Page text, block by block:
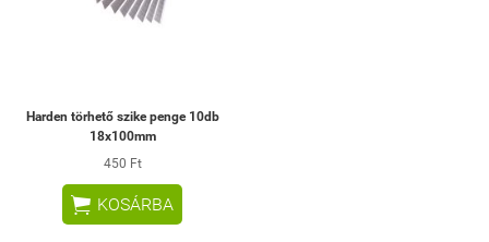
Harden törhető szike penge 10db
18x100mm
450 Ft
 KOSÁRBA